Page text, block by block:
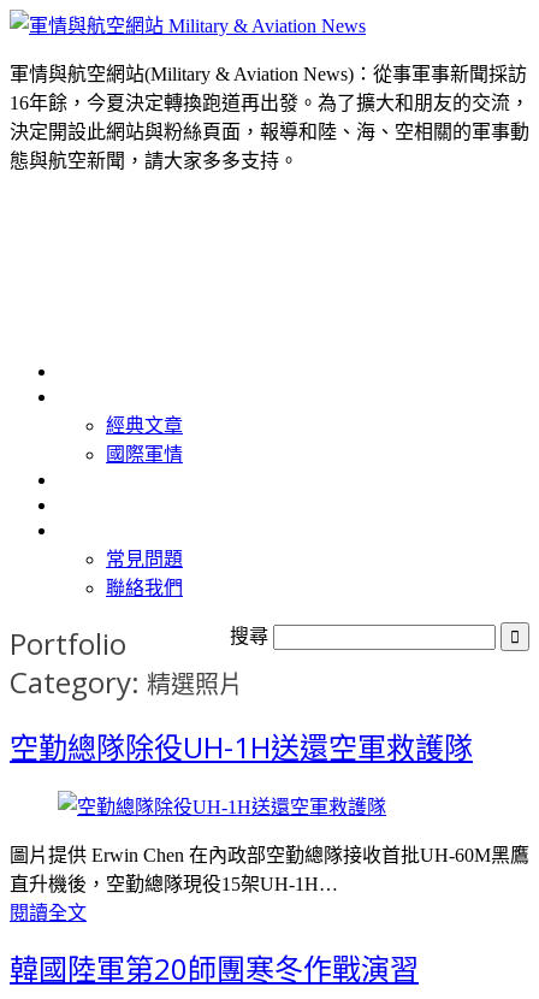
軍情與航空網站(Military & Aviation News)：從事軍事新聞採訪
16年餘，今夏決定轉換跑道再出發。為了擴大和朋友的交流，
決定開設此網站與粉絲頁面，報導和陸、海、空相關的軍事動
態與航空新聞，請大家多多支持。
經典文章
國際軍情
常見問題
聯絡我們
搜尋
Portfolio
Category: 精選照片
空勤總隊除役UH-1H送還空軍救護隊
圖片提供 Erwin Chen 在內政部空勤總隊接收首批UH-60M黑鷹
直升機後，空勤總隊現役15架UH-1H…
閱讀全文
韓國陸軍第20師團寒冬作戰演習